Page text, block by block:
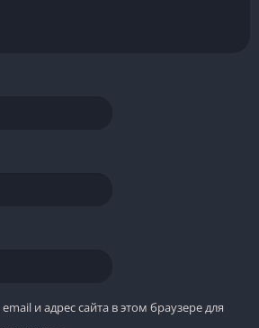
и адрес сайта в этом браузере для